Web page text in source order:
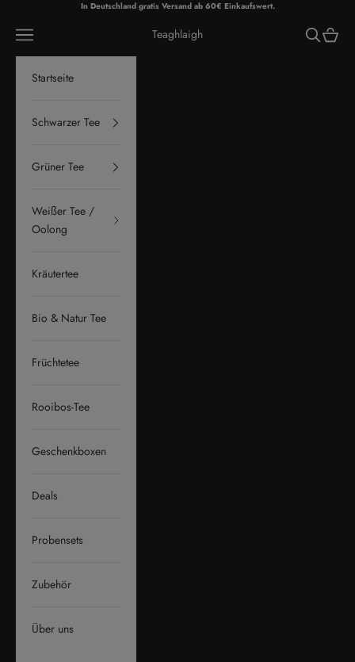
Zum Inhalt springenIn Deutschland gratis Versand ab 60€ Einkaufswert.
Teaghlaigh
Menü Suchen
Startseite
Schwarzer Tee
Grüner Tee
Weißer Tee /
Oolong
Kräutertee
Bio & Natur Tee
Früchtetee
Rooibos-Tee
Geschenkboxen
Deals
Probensets
Zubehör
Über uns